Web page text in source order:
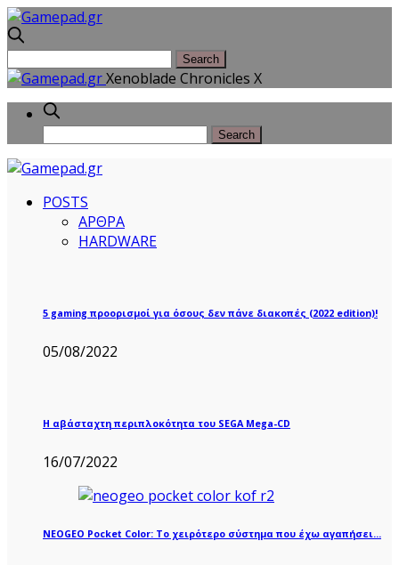
Xenoblade Chronicles X
POSTS
ΑΡΘΡΑ
HARDWARE
5 gaming προορισμοί για όσους δεν πάνε διακοπές (2022 edition)!
05/08/2022
Η αβάσταχτη περιπλοκότητα του SEGA Mega-CD
16/07/2022
NEOGEO Pocket Color: Το χειρότερο σύστημα που έχω αγαπήσει…